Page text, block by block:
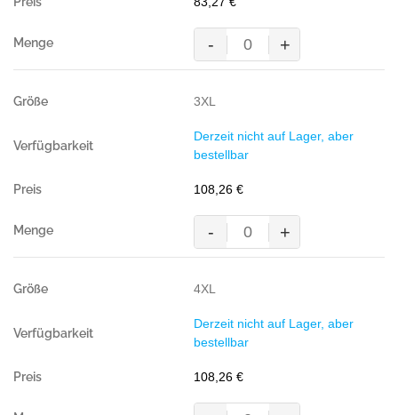
MASCOT®
CAMETA
GELB/MARINE
Polyester/35%
310
g/m²)
Menge
- +
3XL
Derzeit nicht auf Lager, aber
bestellbar
108,26 €
MASCOT®
CAMETA
GELB/MARINE
Polyester/35%
310
- +
4XL
Derzeit nicht auf Lager, aber
bestellbar
108,26 €